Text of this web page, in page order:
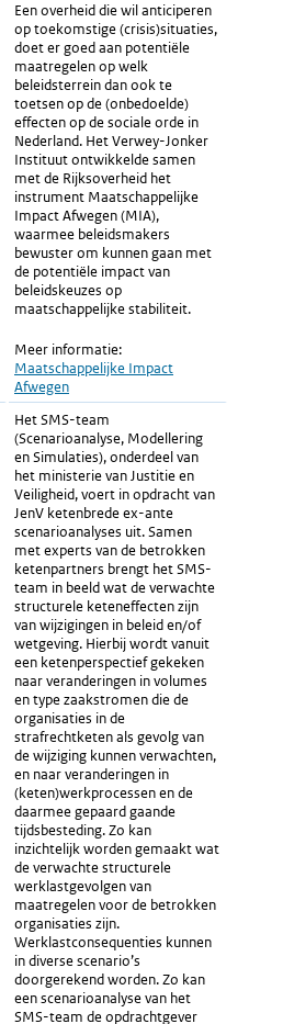
Een overheid die wil anticiperen
op toekomstige (crisis)situaties,
doet er goed aan potentiële
maatregelen op welk
beleidsterrein dan ook te
toetsen op de (onbedoelde)
effecten op de sociale orde in
Nederland. Het Verwey-Jonker
Instituut ontwikkelde samen
met de Rijksoverheid het
instrument Maatschappelijke
Impact Afwegen (MIA),
waarmee beleidsmakers
bewuster om kunnen gaan met
de potentiële impact van
beleidskeuzes op
maatschappelijke stabiliteit.
Meer informatie:
link:
Maatschappelijke Impact
Afwegen
Het SMS-team
(Scenarioanalyse, Modellering
en Simulaties), onderdeel van
het ministerie van Justitie en
Veiligheid, voert in opdracht van
JenV ketenbrede ex-ante
scenarioanalyses uit. Samen
met experts van de betrokken
ketenpartners brengt het SMS-
team in beeld wat de verwachte
structurele keteneffecten zijn
van wijzigingen in beleid en/of
wetgeving. Hierbij wordt vanuit
een ketenperspectief gekeken
naar veranderingen in volumes
en type zaakstromen die de
organisaties in de
strafrechtketen als gevolg van
de wijziging kunnen verwachten,
en naar veranderingen in
(keten)werkprocessen en de
daarmee gepaard gaande
tijdsbesteding. Zo kan
inzichtelijk worden gemaakt wat
de verwachte structurele
werklastgevolgen van
maatregelen voor de betrokken
organisaties zijn.
Werklastconsequenties kunnen
in diverse scenario’s
doorgerekend worden. Zo kan
een scenarioanalyse van het
SMS-team de opdrachtgever